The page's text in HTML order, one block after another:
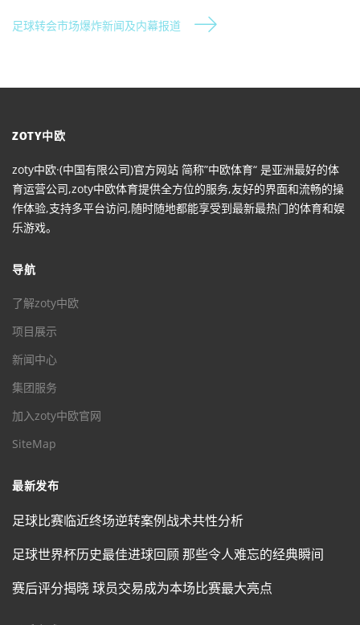
足球转会市场爆炸新闻及内幕报道
ZOTY中欧
zoty中欧·(中国有限公司)官方网站 简称”中欧体育“ 是亚洲最好的体
育运营公司,zoty中欧体育提供全方位的服务,友好的界面和流畅的操
作体验,支持多平台访问,随时随地都能享受到最新最热门的体育和娱
乐游戏。
导航
了解zoty中欧
项目展示
新闻中心
集团服务
加入zoty中欧官网
SiteMap
最新发布
足球比赛临近终场逆转案例战术共性分析
足球世界杯历史最佳进球回顾 那些令人难忘的经典瞬间
赛后评分揭晓 球员交易成为本场比赛最大亮点